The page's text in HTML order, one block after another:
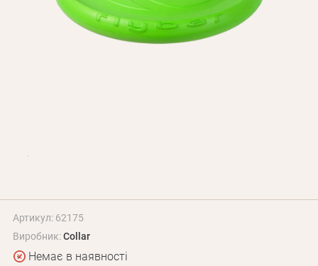
Оплата і доставка
Програма лояльності
Артикул: 62175
Виробник:Collar
Немає в наявності